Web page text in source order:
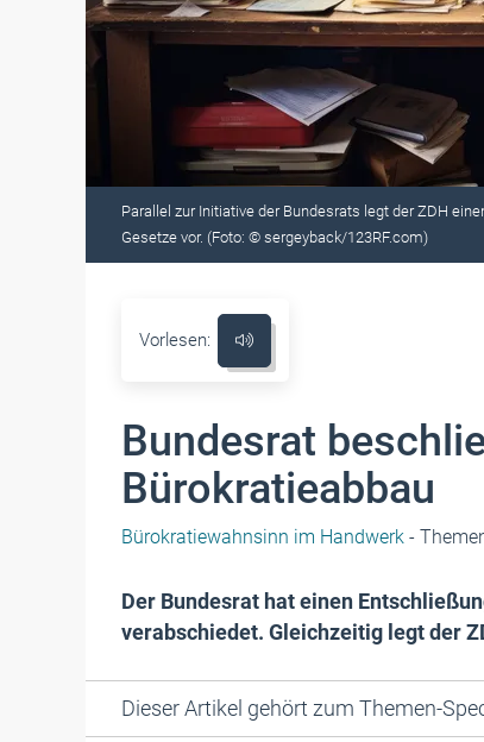
Parallel zur Initiative der Bundesrats legt der ZDH
Gesetze vor. (Foto: © sergeyback/123RF.com)
Vorlesen:
Bundesrat
Bürokratieabbau
Bürokratiewahnsinn im Handwerk -
Der Bundesrat hat einen
verabschiedet. Gleichzeitig legt der
Dieser Artikel gehört zum Themen-